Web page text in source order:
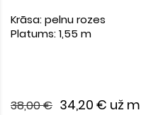
Krāsa: pelnu rozes
Platums: 1,55 m
34,20 € už m
38,00 €